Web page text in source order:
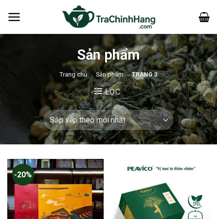
qua
Sản phẩm
Trang chủ - Sản phẩm - TRANG 3
LỌC
-20%